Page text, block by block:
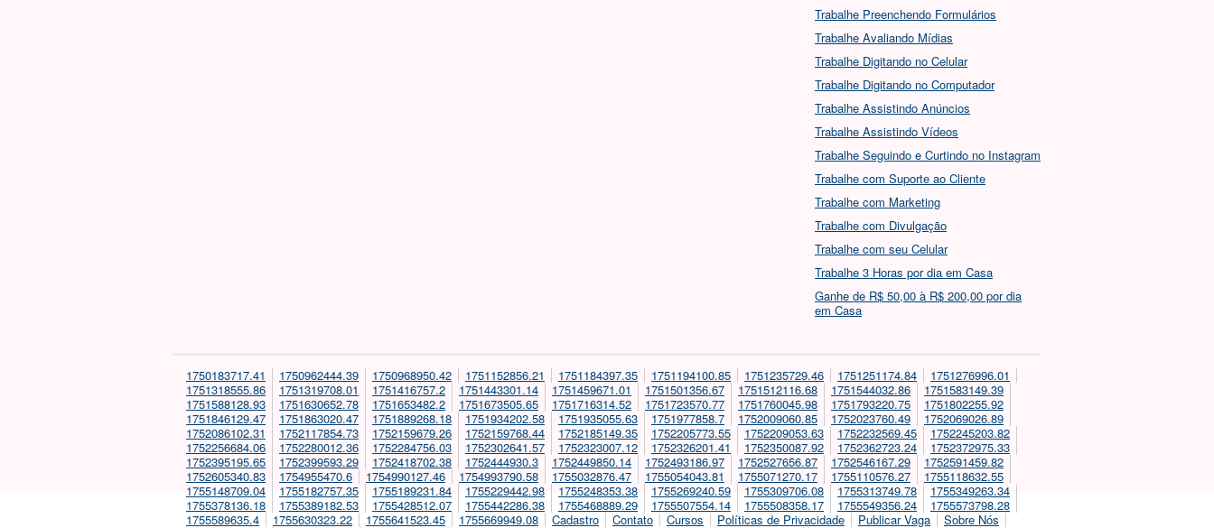
Trabalhe Preenchendo Formulários
Trabalhe Avaliando Mídias
Trabalhe Digitando no Celular
Trabalhe Digitando no Computador
Trabalhe Assistindo Anúncios
Trabalhe Assistindo Vídeos
Trabalhe Seguindo e Curtindo no Instagram
Trabalhe com Suporte ao Cliente
Trabalhe com Marketing
Trabalhe com Divulgação
Trabalhe com seu Celular
Trabalhe 3 Horas por dia em Casa
Ganhe de R$ 50,00 à R$ 200,00 por dia
em Casa
1750183717.41 1750962444.39 1750968950.42 1751152856.21 1751184397.35 1751194100.85 1751235729.46 1751251174.84
1751276996.01
1751318555.86
1751319708.01 1751416757.2 1751443301.14 1751459671.01 1751501356.67 1751512116.68 1751544032.86
1751583149.39
1751588128.93
1751630652.78 1751653482.2 1751673505.65 1751716314.52 1751723570.77 1751760045.98 1751793220.75
1751802255.92
1751846129.47
1751863020.47 1751889268.18 1751934202.58 1751935055.63 1751977858.7 1752009060.85 1752023760.49
1752069026.89
1752086102.31
1752117854.73 1752159679.26 1752159768.44 1752185149.35 1752205773.55 1752209053.63 1752232569.45
1752245203.82
1752256684.06
1752280012.36 1752284756.03 1752302641.57 1752323007.12 1752326201.41 1752350087.92 1752362723.24
1752372975.33
1752395195.65
1752399593.29 1752418702.38 1752444930.3 1752449850.14 1752493186.97 1752527656.87 1752546167.29
1752591459.82
1752605340.83
1754955470.6 1754990127.46 1754993790.58 1755032876.47 1755054043.81 1755071270.17 1755110576.27
1755118632.55
1755148709.04
1755182757.35 1755189231.84 1755229442.98 1755248353.38 1755269240.59 1755309706.08 1755313749.78
1755349263.34
1755378136.18
1755389182.53 1755428512.07 1755442286.38 1755468889.29 1755507554.14 1755508358.17 1755549356.24
1755573798.28
1755589635.4
1755630323.22 1755641523.45 1755669949.08 Cadastro Contato Cursos Políticas de Privacidade Publicar Vaga
Sobre Nós